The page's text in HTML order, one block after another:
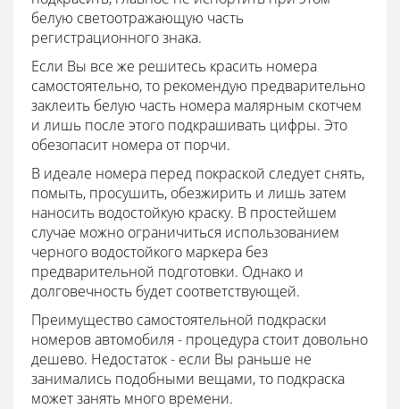
белую светоотражающую часть
регистрационного знака.
Если Вы все же решитесь красить номера
самостоятельно, то рекомендую предварительно
заклеить белую часть номера малярным скотчем
и лишь после этого подкрашивать цифры. Это
обезопасит номера от порчи.
В идеале номера перед покраской следует снять,
помыть, просушить, обезжирить и лишь затем
наносить водостойкую краску. В простейшем
случае можно ограничиться использованием
черного водостойкого маркера без
предварительной подготовки. Однако и
долговечность будет соответствующей.
Преимущество самостоятельной подкраски
номеров автомобиля - процедура стоит довольно
дешево. Недостаток - если Вы раньше не
занимались подобными вещами, то подкраска
может занять много времени.